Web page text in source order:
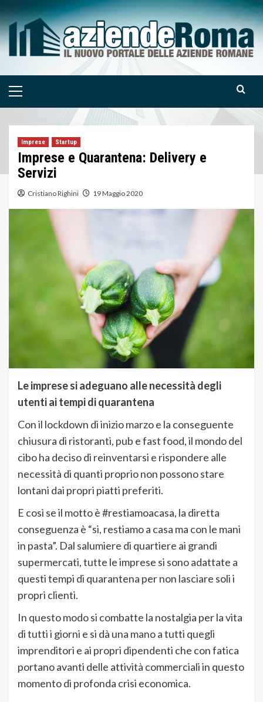
to
content
Primary
Imprese Startup
Imprese e Quarantena: Delivery e
Servizi
Cristiano Righini 19 Maggio 2020
Le imprese si adeguano alle necessità degli
utenti ai tempi di quarantena
Con il lockdown di inizio marzo e la conseguente
chiusura di ristoranti, pub e fast food, il mondo del
cibo ha deciso di reinventarsi e rispondere alle
necessità di quanti proprio non possono stare
lontani dai propri piatti preferiti.
E così se il motto è #restiamoacasa, la diretta
conseguenza è “si, restiamo a casa ma con le mani
in pasta”. Dal salumiere di quartiere ai grandi
supermercati, tutte le imprese si sono adattate a
questi tempi di quarantena per non lasciare soli i
propri clienti.
In questo modo si combatte la nostalgia per la vita
di tutti i giorni e si dà una mano a tutti quegli
imprenditori e ai propri dipendenti che con fatica
portano avanti delle attività commerciali in questo
momento di profonda crisi economica.